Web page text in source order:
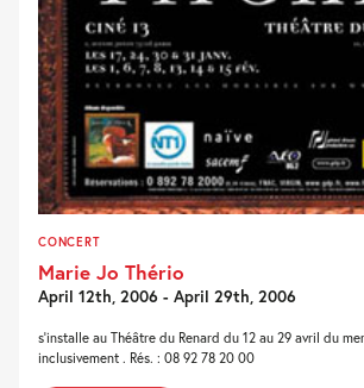
CONCERT
Marie Jo Thério
April 12th, 2006 - April 29th, 2006
s'installe au Théâtre du Renard du 12 au 29 avril du
inclusivement . Rés. : 08 92 78 20 00